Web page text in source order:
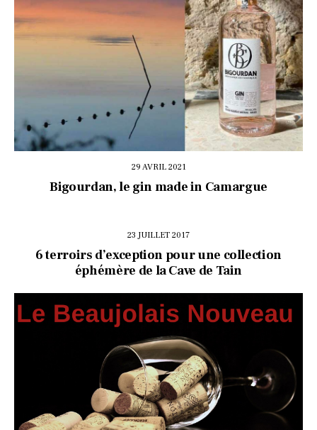
29 AVRIL 2021
Bigourdan, le gin made in Camargue
23 JUILLET 2017
6 terroirs d’exception pour une collection
éphémère de la Cave de Tain